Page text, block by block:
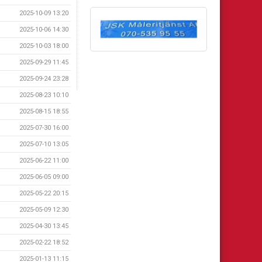
2025-10-09 13:20
2025-10-06 14:30
2025-10-03 18:00
2025-09-29 11:45
2025-09-24 23:28
2025-08-23 10:10
2025-08-15 18:55
2025-07-30 16:00
2025-07-10 13:05
2025-06-22 11:00
2025-06-05 09:00
2025-05-22 20:15
2025-05-09 12:30
2025-04-30 13:45
2025-02-22 18:52
2025-01-13 11:15